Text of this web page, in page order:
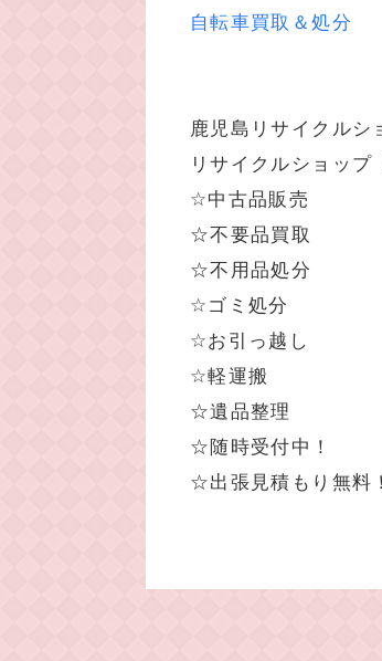
自転車買取＆処分
鹿児島リサイクルシ
リサイクルショップ
☆中古品販売
☆不要品買取
☆不用品処分
☆ゴミ処分
☆お引っ越し
☆軽運搬
☆遺品整理
☆随時受付中！
☆出張見積もり無料！